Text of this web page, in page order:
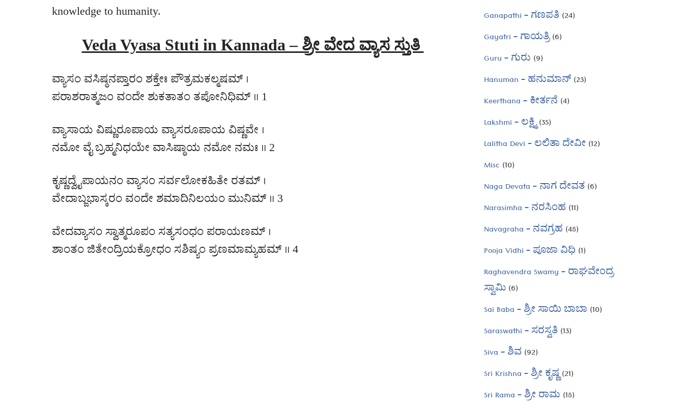
knowledge to humanity.
Veda Vyasa Stuti in Kannada – ಶ್ರೀ ವೇದ ವ್ಯಾಸ ಸ್ತುತಿ
ವ್ಯಾಸಂ ವಸಿಷ್ಠನಪ್ತಾರಂ ಶಕ್ತೇಃ ಪೌತ್ರಮಕಲ್ಮಷಮ್ ।
ಪರಾಶರಾತ್ಮಜಂ ವಂದೇ ಶುಕತಾತಂ ತಪೋನಿಧಿಮ್ ॥ 1
ವ್ಯಾಸಾಯ ವಿಷ್ಣುರೂಪಾಯ ವ್ಯಾಸರೂಪಾಯ ವಿಷ್ಣವೇ ।
ನಮೋ ವೈ ಬ್ರಹ್ಮನಿಧಯೇ ವಾಸಿಷ್ಠಾಯ ನಮೋ ನಮಃ ॥ 2
ಕೃಷ್ಣದ್ವೈಪಾಯನಂ ವ್ಯಾಸಂ ಸರ್ವಲೋಕಹಿತೇ ರತಮ್ ।
ವೇದಾಬ್ಜಭಾಸ್ಕರಂ ವಂದೇ ಶಮಾದಿನಿಲಯಂ ಮುನಿಮ್ ॥ 3
ವೇದವ್ಯಾಸಂ ಸ್ವಾತ್ಮರೂಪಂ ಸತ್ಯಸಂಧಂ ಪರಾಯಣಮ್ ।
ಶಾಂತಂ ಜಿತೇಂದ್ರಿಯಕ್ರೋಧಂ ಸಶಿಷ್ಯಂ ಪ್ರಣಮಾಮ್ಯಹಮ್ ॥ 4
Ganapathi – ಗಣಪತಿ (24)
Gayatri – ಗಾಯತ್ರಿ(6)
Guru – ಗುರು (9)
Hanuman – ಹನುಮಾನ್(23)
Keerthana – ಕೀರ್ತನೆ (4)
Lakshmi – ಲಕ್ಷ್ಮಿ(35)
Lalitha Devi – ಲಲಿತಾ ದೇವೀ (12)
Misc (10)
Naga Devata – ನಾಗ ದೇವತ(6)
Narasimha – ನರಸಿಂಹ (11)
Navagraha – ನವಗ್ರಹ (48)
Pooja Vidhi – ಪೂಜಾ ವಿಧಿ (1)
Raghavendra Swamy – ರಾಘವೇಂದ್ರ
ಸ್ವಾಮಿ(6)
Sai Baba – ಶ್ರೀ ಸಾಯಿ ಬಾಬಾ (10)
Saraswathi – ಸರಸ್ವತಿ (13)
Siva – ಶಿವ (92)
Sri Krishna – ಶ್ರೀ ಕೃಷ್ಣ(21)
Sri Rama – ಶ್ರೀ ರಾಮ (18)